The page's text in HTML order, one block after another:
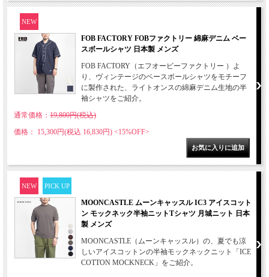
NEW
FOB FACTORY FOBファクトリー 綿麻デニム ベー
スボールシャツ 日本製 メンズ
FOB FACTORY（エフオービーファクトリー ）よ
り、ヴィンテージのベースボールシャツをモチーフ
に製作された、ライトオンスの綿麻デニム生地の半
袖シャツをご紹介。
通常価格： 19,800円(税込)
価格： 15,300円(税込 16,830円) <15%OFF>
NEW PICK UP
MOONCASTLE ムーンキャッスル IC3 アイスコット
ン モックネック半袖ニットTシャツ 月城ニット 日本
製 メンズ
MOONCASTLE（ムーンキャッスル）の、夏でも涼
しいアイスコットンの半袖モックネックニット「ICE
COTTON MOCKNECK」をご紹介。